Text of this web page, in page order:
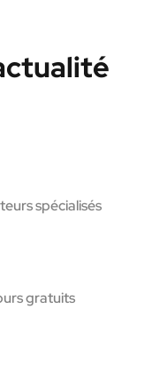
spécialisés
gratuits